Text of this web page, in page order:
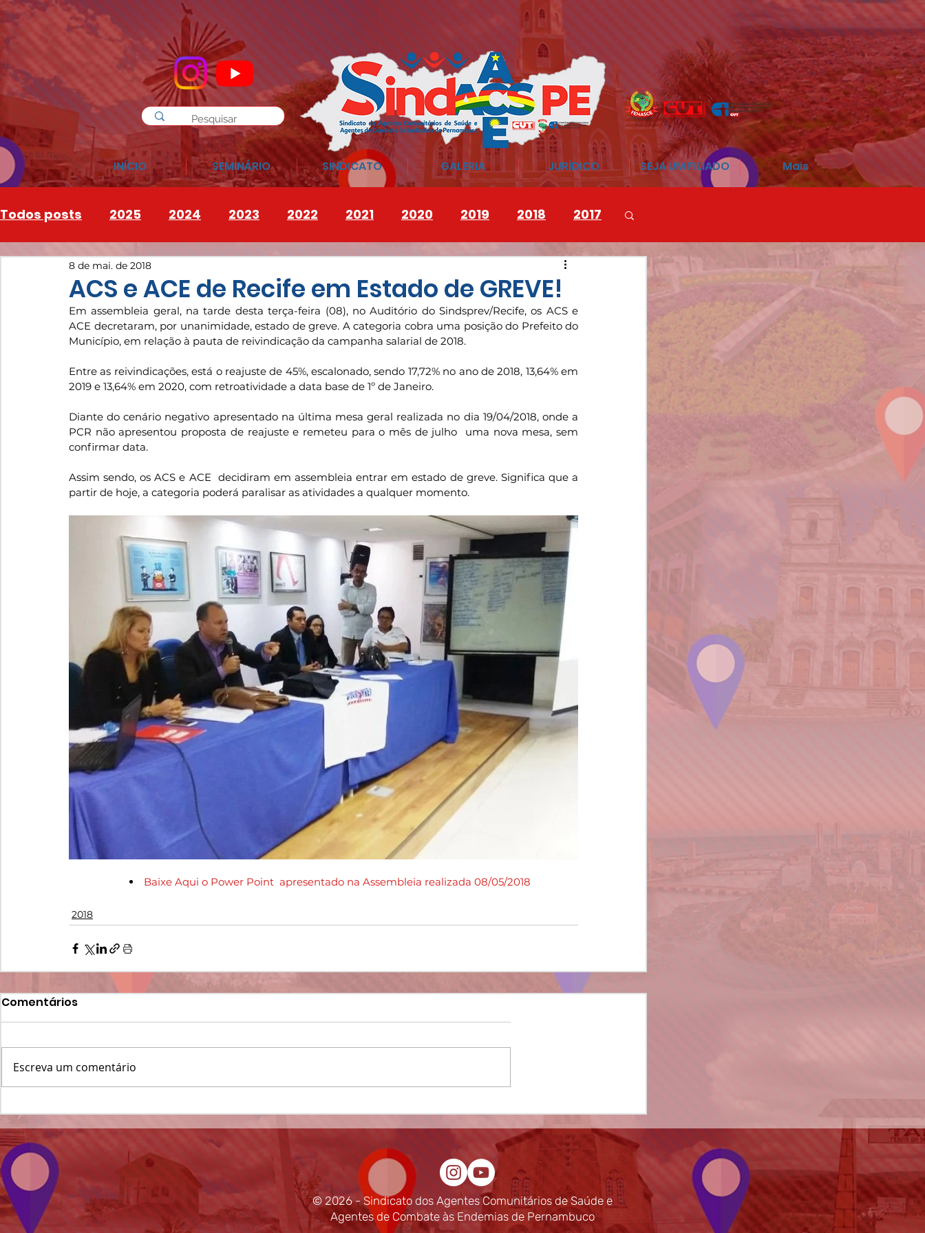
INÍCIO SEMINÁRIO SINDICATO GALERIA JURÍDICO SEJA UM FILIADO Mais
Todos posts 2025 2024 2023 2022 2021 2020 2019 2018 2017
INSTAGRAM 2026
ACS e ACE de Recife em Estado de GREVE!
8 de mai. de 2018
Em assembleia geral, na tarde desta terça-feira (08), no Auditório do Sindsprev/Recife, os ACS e
ACE decretaram, por unanimidade, estado de greve. A categoria cobra uma posição do Prefeito do
Município, em relação à pauta de reivindicação da campanha salarial de 2018.
Entre as reivindicações, está o reajuste de 45%, escalonado, sendo 17,72% no ano de 2018, 13,64% em
2019 e 13,64% em 2020, com retroatividade a data base de 1º de Janeiro.
Diante do cenário negativo apresentado na última mesa geral realizada no dia 19/04/2018, onde a
PCR não apresentou proposta de reajuste e remeteu para o mês de julho  uma nova mesa, sem
confirmar data.
Assim sendo, os ACS e ACE  decidiram em assembleia entrar em estado de greve. Significa que a
partir de hoje, a categoria poderá paralisar as atividades a qualquer momento.
Baixe Aqui o Power Point  apresentado na Assembleia realizada 08/05/2018
2018
Comentários
Escreva um comentário
© 2026 - Sindicato dos Agentes Comunitários de Saúde e
Agentes de Combate às Endemias de Pernambuco